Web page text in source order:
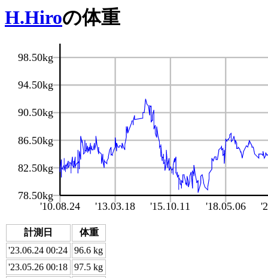
H.Hiroの体重
計測日
体重
'23.06.24 00:24
96.6 kg
'23.05.26 00:18
97.5 kg